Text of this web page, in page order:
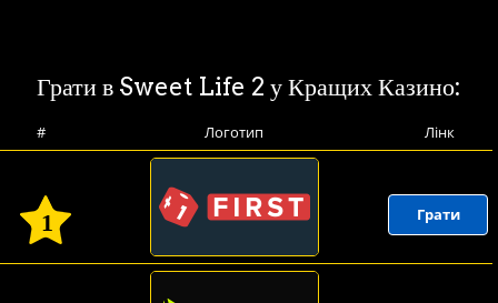
Грати в Sweet Life 2 у Кращих Казино:
# Логотип Лінк
1 Грати